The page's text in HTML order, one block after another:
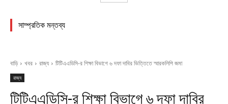
সাম্প্রতিক মন্তব্য